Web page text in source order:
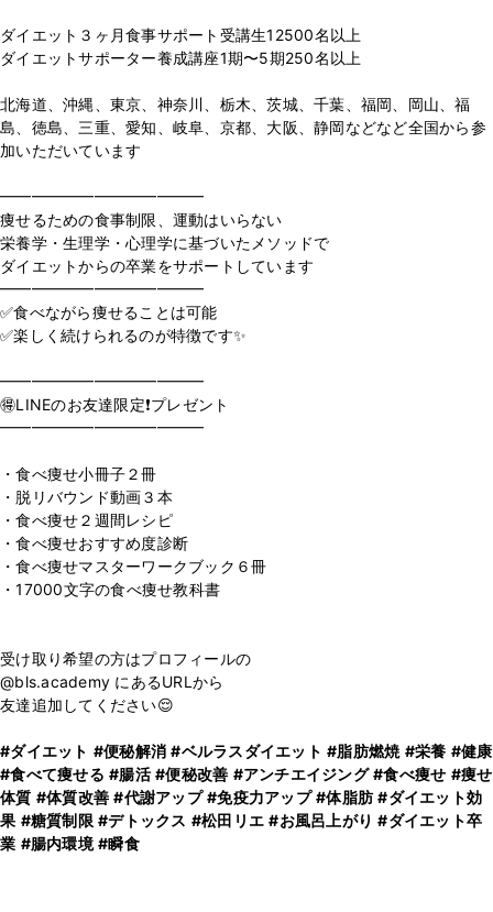
ダイエット３ヶ月食事サポート受講生12500名以上
ダイエットサポーター養成講座1期〜5期250名以上
北海道、沖縄、東京、神奈川、栃木、茨城、千葉、福岡、岡山、福
島、徳島、三重、愛知、岐阜、京都、大阪、静岡などなど全国から参
加いただいています
━━━━━━━━━━━━━
痩せるための食事制限、運動はいらない
栄養学・生理学・心理学に基づいたメソッドで
ダイエットからの卒業をサポートしています
━━━━━━━━━━━━━
✅食べながら痩せることは可能
✅楽しく続けられるのが特徴です✨
━━━━━━━━━━━━━
🉐LINEのお友達限定❗️プレゼント
━━━━━━━━━━━━━
・食べ痩せ小冊子２冊
・脱リバウンド動画３本
・食べ痩せ２週間レシピ
・食べ痩せおすすめ度診断
・食べ痩せマスターワークブック６冊
・17000文字の食べ痩せ教科書
受け取り希望の方はプロフィールの
@bls.academy にあるURLから
友達追加してください😌
#ダイエット #便秘解消 #ベルラスダイエット #脂肪燃焼 #栄養 #健康
#食べて痩せる #腸活 #便秘改善 #アンチエイジング #食べ痩せ #痩せ
体質 #体質改善 #代謝アップ #免疫力アップ #体脂肪 #ダイエット効
果 #糖質制限 #デトックス #松田リエ #お風呂上がり #ダイエット卒
業 #腸内環境 #瞬食